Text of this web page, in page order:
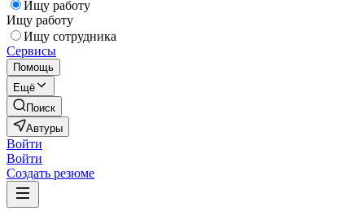
Ищу работу
Ищу работу
Ищу сотрудника
Сервисы
Помощь
Ещё
Поиск
Автуры
Войти
Войти
Создать резюме